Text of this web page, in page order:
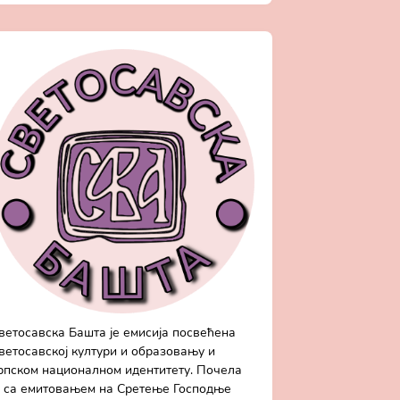
Башта је емисија посвећена
култури и образовању и
националном идентитету. Почела
са емитовањем на Сретење Господње